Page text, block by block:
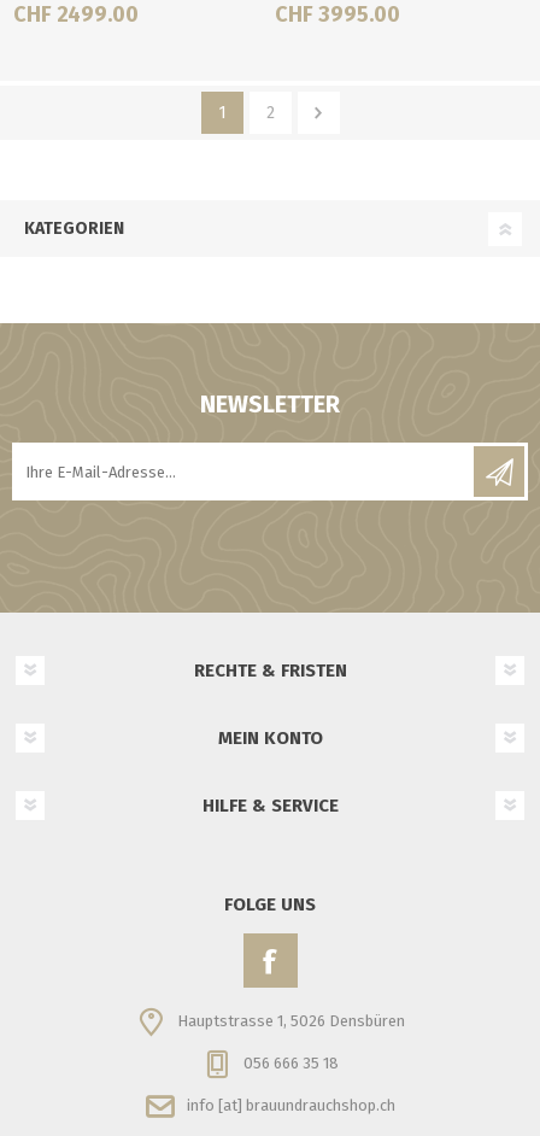
CHF 2499.00 CHF 3995.00
1 2
KATEGORIEN
NEWSLETTER
RECHTE & FRISTEN
MEIN KONTO
HILFE & SERVICE
FOLGE UNS
Hauptstrasse 1, 5026 Densbüren
056 666 35 18
info [at] brauundrauchshop.ch